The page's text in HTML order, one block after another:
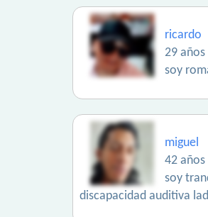
ricardo
29
soy
miguel
42
soy
discapacidad auditiva